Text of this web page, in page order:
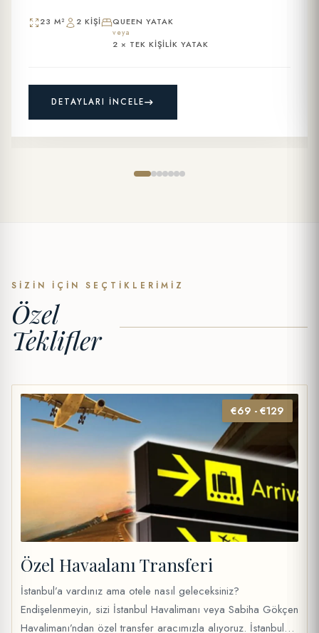
Osmanlı...
23 M² 2 KIŞI QUEEN YATAK
veya
2 × TEK KIŞILIK YATAK
DETAYLARI İNCELE
SIZIN İÇIN SEÇTIKLERIMIZ
Özel
Teklifler
€69 - €129
Özel Havaalanı Transferi
İstanbul’a vardınız ama otele nasıl geleceksiniz?
Endişelenmeyin, sizi İstanbul Havalimanı veya Sabiha Gökçen
Havalimanı’ndan özel transfer aracımızla alıyoruz. İstanbul